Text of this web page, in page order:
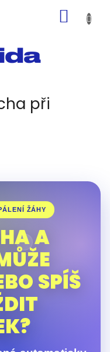
KOŠÍK
při
ŽÁHY
A
SPÍŠ